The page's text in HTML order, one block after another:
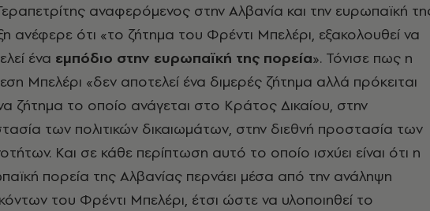
αναφερόμενος στην Αλβανία και την ευρωπαϊκή
ανέφερε ότι «το ζήτημα του Φρέντι Μπελέρι, εξακολουθεί να
ένα εμπόδιο στην ευρωπαϊκή της πορεία». Τόνισε πως η
Μπελέρι «δεν αποτελεί ένα διμερές ζήτημα αλλά πρόκειται
ζήτημα το οποίο ανάγεται στο Κράτος Δικαίου, στην
των πολιτικών δικαιωμάτων, στην διεθνή προστασία των
Και σε κάθε περίπτωση αυτό το οποίο ισχύει είναι ότι η
πορεία της Αλβανίας περνάει μέσα από την ανάληψη
του Φρέντι Μπελέρι, έτσι ώστε να υλοποιηθεί το